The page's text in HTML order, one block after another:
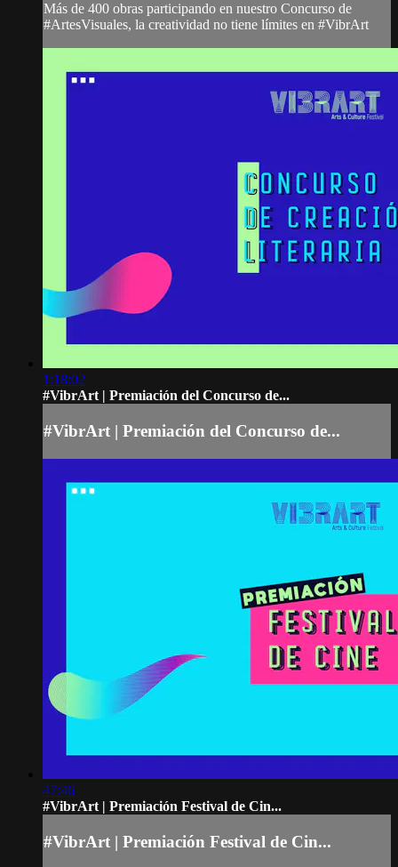
Más de 400 obras participando en nuestro Concurso de
#ArtesVisuales, la creatividad no tiene límites en #VibrArt
1:18:02
#VibrArt | Premiación del Concurso de...
#VibrArt | Premiación del Concurso de...
47:46
#VibrArt | Premiación Festival de Cin...
#VibrArt | Premiación Festival de Cin...